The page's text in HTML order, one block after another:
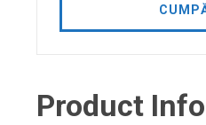
Product